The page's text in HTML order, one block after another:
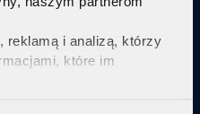
reklamą i analizą, którzy
które im